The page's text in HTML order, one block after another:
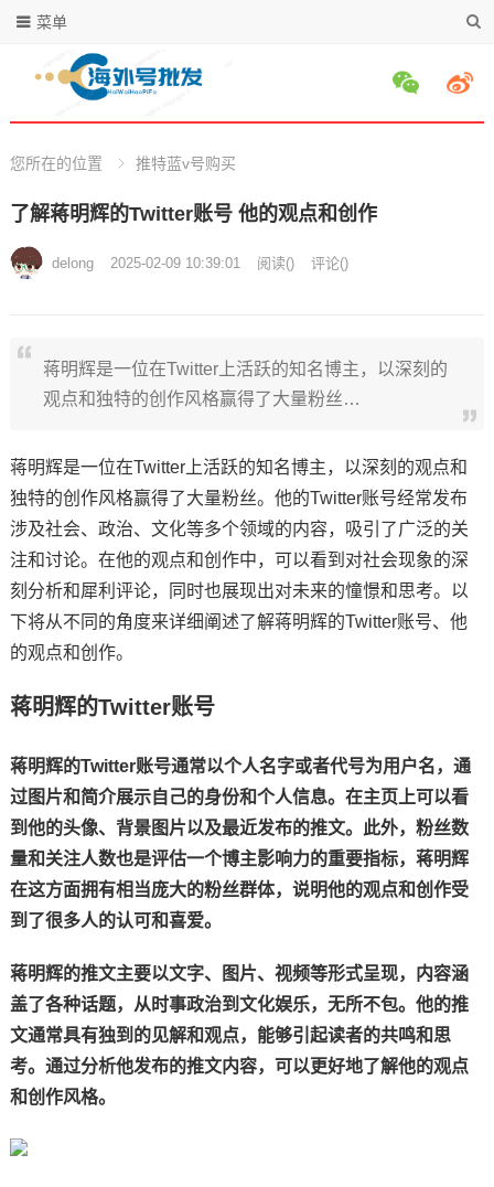
菜单
您所在的位置 推特蓝v号购买
了解蒋明辉的Twitter账号 他的观点和创作
delong 2025-02-09 10:39:01 阅读() 评论()
蒋明辉是一位在Twitter上活跃的知名博主，以深刻的
观点和独特的创作风格赢得了大量粉丝…
蒋明辉是一位在Twitter上活跃的知名博主，以深刻的观点和
独特的创作风格赢得了大量粉丝。他的Twitter账号经常发布
涉及社会、政治、文化等多个领域的内容，吸引了广泛的关
注和讨论。在他的观点和创作中，可以看到对社会现象的深
刻分析和犀利评论，同时也展现出对未来的憧憬和思考。以
下将从不同的角度来详细阐述了解蒋明辉的Twitter账号、他
的观点和创作。
蒋明辉的Twitter账号
蒋明辉的Twitter账号通常以个人名字或者代号为用户名，通
过图片和简介展示自己的身份和个人信息。在主页上可以看
到他的头像、背景图片以及最近发布的推文。此外，粉丝数
量和关注人数也是评估一个博主影响力的重要指标，蒋明辉
在这方面拥有相当庞大的粉丝群体，说明他的观点和创作受
到了很多人的认可和喜爱。
蒋明辉的推文主要以文字、图片、视频等形式呈现，内容涵
盖了各种话题，从时事政治到文化娱乐，无所不包。他的推
文通常具有独到的见解和观点，能够引起读者的共鸣和思
考。通过分析他发布的推文内容，可以更好地了解他的观点
和创作风格。